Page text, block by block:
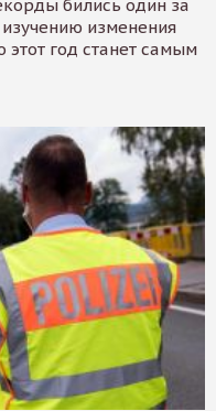
бились один за
изменения
этот год станет самым